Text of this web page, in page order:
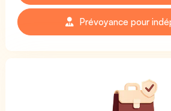
Prévoyance pour